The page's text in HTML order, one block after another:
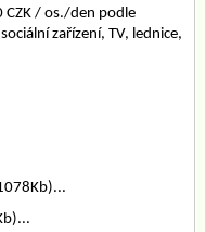
CZK / os./den podle
zařízení, TV, lednice,